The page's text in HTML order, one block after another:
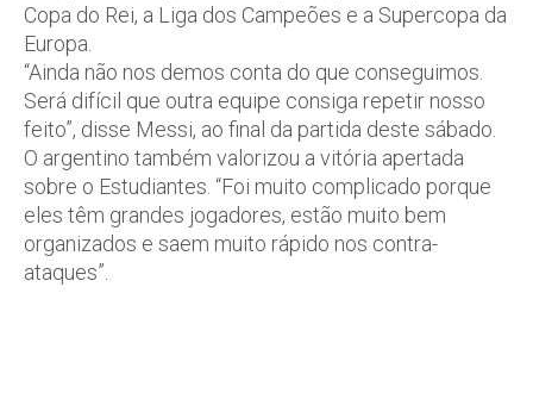
Copa do Rei, a Liga dos Campeões e a Supercopa da
Europa.
“Ainda não nos demos conta do que conseguimos.
Será difícil que outra equipe consiga repetir nosso
feito”, disse Messi, ao final da partida deste sábado.
O argentino também valorizou a vitória apertada
sobre o Estudiantes. “Foi muito complicado porque
eles têm grandes jogadores, estão muito bem
organizados e saem muito rápido nos contra-
ataques”.